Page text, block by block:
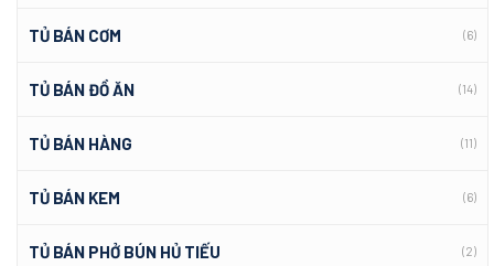
TỦ BÁN CƠM (6)
TỦ BÁN ĐỒ ĂN (14)
TỦ BÁN HÀNG (11)
TỦ BÁN KEM (6)
TỦ BÁN PHỞ BÚN HỦ TIẾU (2)